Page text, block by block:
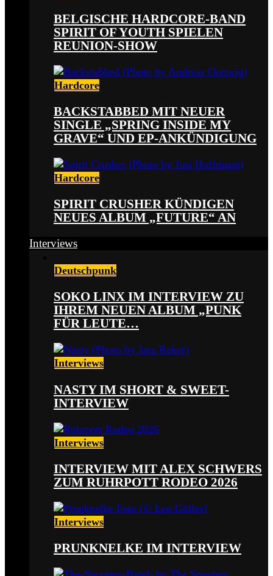
BELGISCHE HARDCORE-BAND
SPIRIT OF YOUTH SPIELEN
REUNION-SHOW
Hardcore
BACKSTABBED MIT NEUER
SINGLE „SPRING INSIDE MY
GRAVE“ UND EP-ANKÜNDIGUNG
Hardcore
SPIRIT CRUSHER KÜNDIGEN
NEUES ALBUM „FUTURE“ AN
Interviews
Deutschpunk
SOKO LINX IM INTERVIEW ZU
IHREM NEUEN ALBUM „PUNK
FÜR LEUTE…
Interviews
NASTY IM SHORT & SWEET-
INTERVIEW
Interviews
INTERVIEW MIT ALEX SCHWERS
ZUM RUHRPOTT RODEO 2026
Interviews
PRUNKNELKE IM INTERVIEW